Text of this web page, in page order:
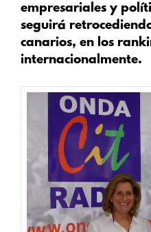
empresariales y
seguirá
canarios, en los
internacionalmente.